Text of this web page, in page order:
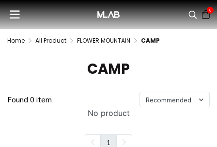
0
Home All Product FLOWER MOUNTAIN CAMP
CAMP
Found 0 item Recommended
No product
1